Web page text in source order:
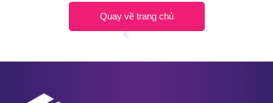
Quay về trang chủ